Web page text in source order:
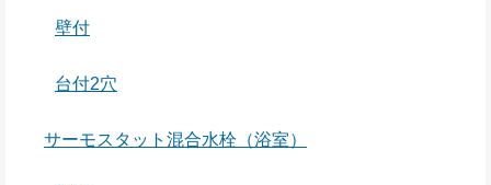
壁付
台付2穴
サーモスタット混合水栓（浴室）